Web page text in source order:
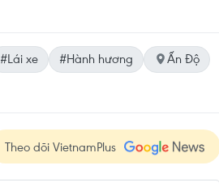
#Lái xe #Hành hương
Ấn Độ
Theo dõi VietnamPlus